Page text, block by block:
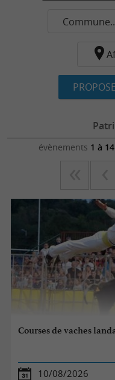
évènements 1 à 14
Courses de vaches
10/08/2026